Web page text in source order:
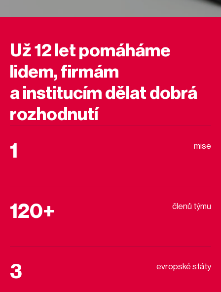
Už 12 let pomáháme
lidem, firmám
a institucím dělat dobrá
rozhodnutí
1 mise
120+ členů týmu
3 evropské státy